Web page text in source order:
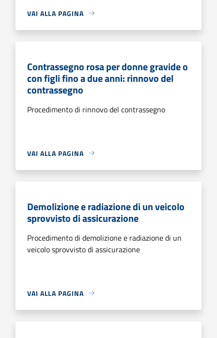
VAI ALLA PAGINA
Contrassegno rosa per donne gravide o
con figli fino a due anni: rinnovo del
contrassegno
Procedimento di rinnovo del contrassegno
VAI ALLA PAGINA
Demolizione e radiazione di un veicolo
sprovvisto di assicurazione
Procedimento di demolizione e radiazione di un
veicolo sprovvisto di assicurazione
VAI ALLA PAGINA